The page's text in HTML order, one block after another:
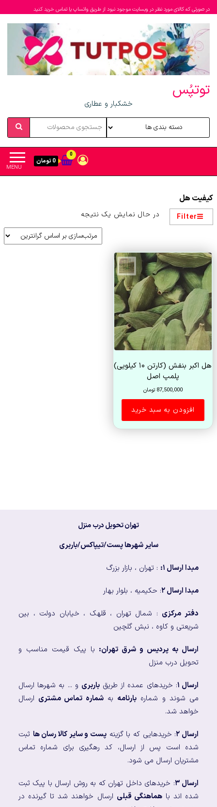
در صورتی که کالای مورد نظر در وبسایت موجود نبود از طریق واتساپ یا تماس خرید کنید
توتپُس
خشکبار و عطاری
MENU
0
0 تومان
کیفیت هل
Filter در حال نمایش یک نتیجه
هل اکبر بنفش (کارتن ۱۰ کیلویی)
پلمپ اصل
87,500,000 تومان
افزودن به سبد خرید
تهران تحویل درب منزل
سایر شهرها پست/تیپاکس/باربری
مبدا ارسال ۱: : تهران ، بازار بزرگ
مبدا ارسال ۲ : حکیمیه ، بلوار بهار
دفتر مرکزی : شمال تهران ، قلهک ، خیابان دولت ، بین
شریعتی و کاوه ، نبش گلچین
ارسال به پردیس و شرق تهران: با پیک قیمت مناسب و
تحویل درب منزل
ارسال ۱ : خریدهای عمده از طریقباربری و ... به شهرها ارسال
می شوند و شماره بارنامه بهشماره تماس مشتری ارسال
خواهد شد.
ارسال ۲ : خریدهایی که با گزینه پست و سایر کالا رسان ها ثبت
شده است پس از ارسال، کد رهگیری برای شماره تماس
مشتریان ارسال می شود.
ارسال ۳
: خریدهای داخل تهران که به روش ارسال با پیک ثبت
شده اند باهماهنگی قبلی ارسال خواهند شد تا گیرنده در